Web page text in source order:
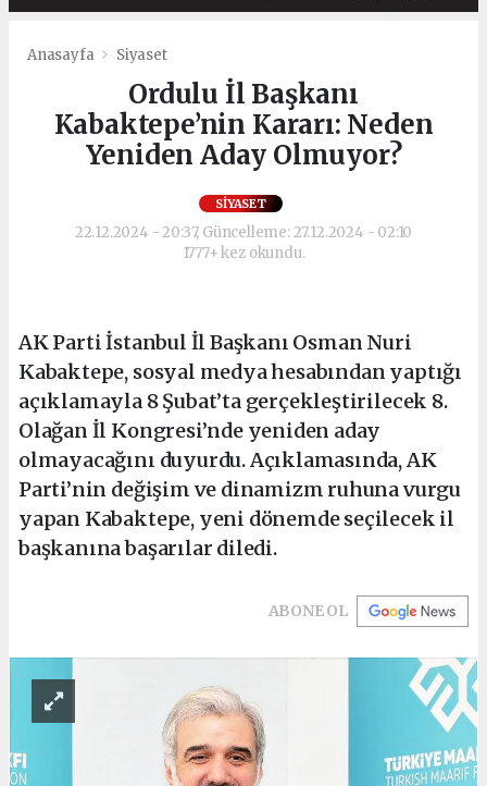
Anasayfa Siyaset
Ordulu İl Başkanı
Kabaktepe’nin Kararı: Neden
Yeniden Aday Olmuyor?
SIYASET
22.12.2024 - 20:37, Güncelleme: 27.12.2024 - 02:10
1777+ kez okundu.
AK Parti İstanbul İl Başkanı Osman Nuri
Kabaktepe, sosyal medya hesabından yaptığı
açıklamayla 8 Şubat’ta gerçekleştirilecek 8.
Olağan İl Kongresi’nde yeniden aday
olmayacağını duyurdu. Açıklamasında, AK
Parti’nin değişim ve dinamizm ruhuna vurgu
yapan Kabaktepe, yeni dönemde seçilecek il
başkanına başarılar diledi.
ABONE OL